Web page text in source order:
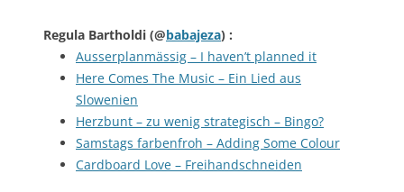
Regula Bartholdi (@babajeza) :
Ausserplanmässig – I haven’t planned it
Here Comes The Music – Ein Lied aus
Slowenien
Herzbunt – zu wenig strategisch – Bingo?
Samstags farbenfroh – Adding Some Colour
Cardboard Love – Freihandschneiden